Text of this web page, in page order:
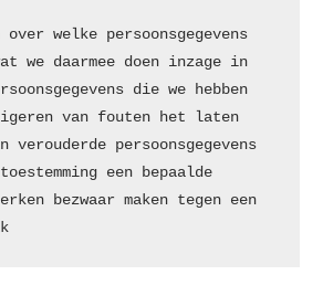
welke persoonsgegevens
we daarmee doen inzage in
die we hebben
van fouten het laten
verouderde persoonsgegevens
een bepaalde
bezwaar maken tegen een